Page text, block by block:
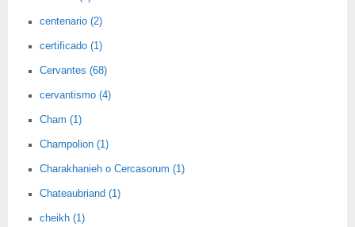
centenario (2)
certificado (1)
Cervantes (68)
cervantismo (4)
Cham (1)
Champolion (1)
Charakhanieh o Cercasorum (1)
Chateaubriand (1)
cheikh (1)